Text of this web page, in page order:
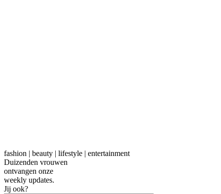
fashion | beauty | lifestyle | entertainment
Duizenden vrouwen
ontvangen onze
weekly updates.
Jij ook?